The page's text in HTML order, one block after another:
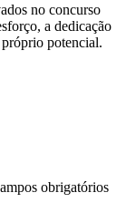
no concurso
a dedicação
próprio potencial.
obrigatórios